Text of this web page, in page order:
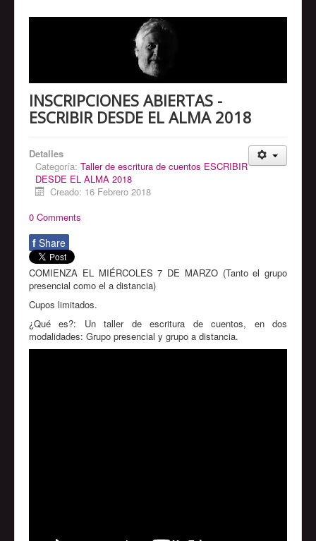
INSCRIPCIONES ABIERTAS -
ESCRIBIR DESDE EL ALMA 2018
Detalles
Categoría: Taller de escritura de cuentos ESCRIBIR
DESDE EL ALMA 2018
Creado: 16 Febrero 2018
0 Comments
f Share
COMIENZA EL MIÉRCOLES 7 DE MARZO (Tanto el grupo
presencial como el a distancia)
Cupos limitados.
¿Qué es?: Un taller de escritura de cuentos, en dos
modalidades: Grupo presencial y grupo a distancia.